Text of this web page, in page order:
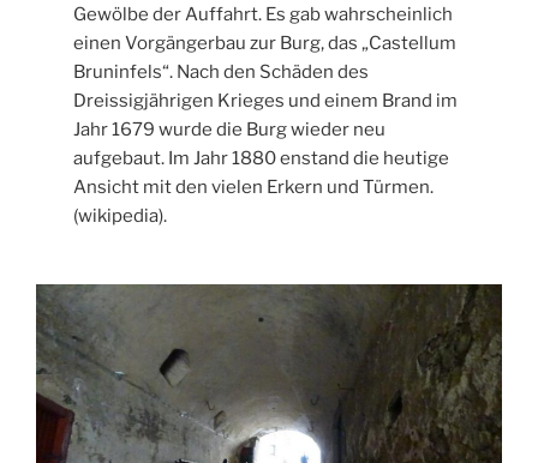
Gewölbe der Auffahrt. Es gab wahrscheinlich
einen Vorgängerbau zur Burg, das „Castellum
Bruninfels“. Nach den Schäden des
Dreissigjährigen Krieges und einem Brand im
Jahr 1679 wurde die Burg wieder neu
aufgebaut. Im Jahr 1880 enstand die heutige
Ansicht mit den vielen Erkern und Türmen.
(wikipedia).